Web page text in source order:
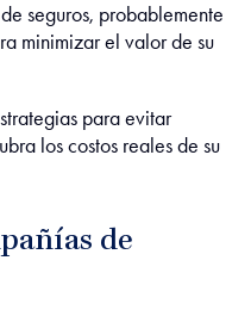
seguros, probablemente
minimizar el valor de su
para evitar
los costos reales de su
de